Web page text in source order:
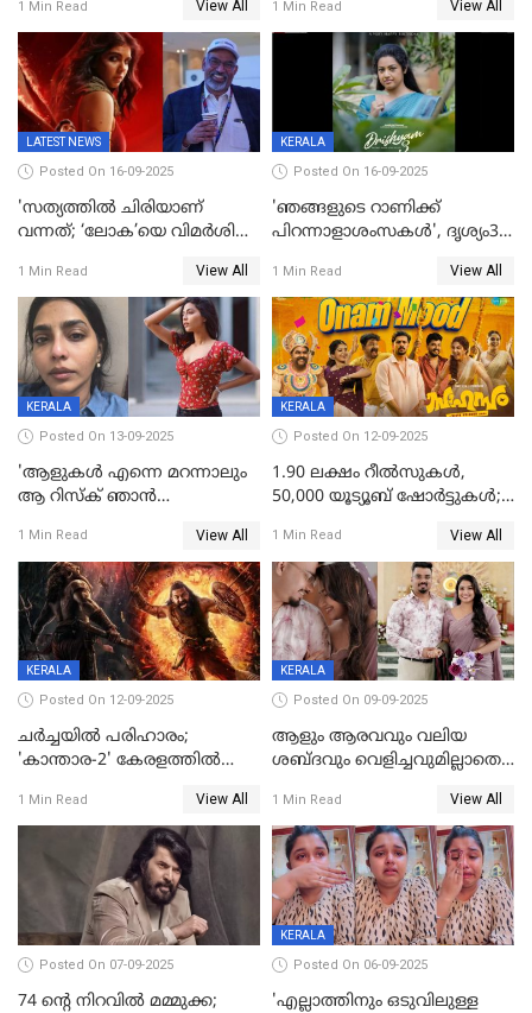
അന്തരിച്ചു
1 Min Read View All 1 Min Read View All
LATEST NEWS
Posted On 16-09-2025
'സത്യത്തിൽ ചിരിയാണ്
വന്നത്; ‘ലോക’യെ വിമർശിച്ച്
1 Min Read View All
KERALA
Posted On 16-09-2025
'ഞങ്ങളുടെ റാണിക്ക്
പിറന്നാളാശംസകൾ', ദൃശ്യം3-
പോസ്റ്റർ പുറത്തുവിട്ടു
1 Min Read View All
KERALA
Posted On 13-09-2025
'ആളുകള്‍ എന്നെ മറന്നാലും
ആ റിസ്ക് ഞാൻ
മനസിലായി, കടുത്ത
തീരുമാനവുമായി ഐശ്വര്യ
ലക്ഷ്മി
1 Min Read View All
KERALA
Posted On 12-09-2025
1.90 ലക്ഷം റീല്‍സുകള്‍,
50,000 യൂട്യൂബ് ഷോര്‍ട്ടുകള്‍;
ഹിറ്റായി ഓണം മൂഡ് ഗാനം
1 Min Read View All
KERALA
Posted On 12-09-2025
ചർച്ചയിൽ പരിഹാരം;
'കാന്താര-2' കേരളത്തിൽ
ഫിയോക്ക്
1 Min Read View All
KERALA
Posted On 09-09-2025
ആളും ആരവവും വലിയ
ശബ്ദവും വെളിച്ചവുമില്ലാതെ
വിവാഹിതയായെന്ന്‌ നടി ​
ഗ്രേസ് ആന്റണി
1 Min Read View All
Posted On 07-09-2025
74 ന്റെ നിറവിൽ മമ്മുക്ക;
KERALA
Posted On 06-09-2025
'എല്ലാത്തിനും ഒടുവിലുള്ള